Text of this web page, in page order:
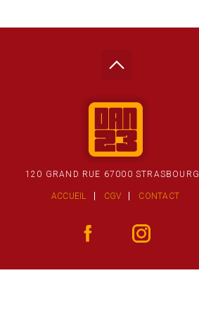
120 GRAND RUE 67000 STRASBOURG
ACCUEIL CGV CONTACT